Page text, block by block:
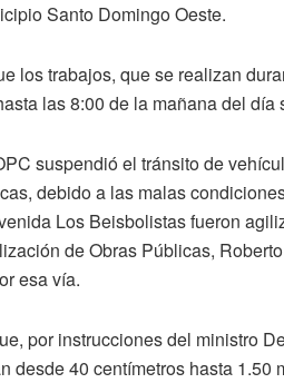
Santo Domingo Oeste.
los trabajos, que se realizan
las 8:00 de la mañana del día
suspendió el tránsito de
debido a las malas
Los Beisbolistas fueron
de Obras Públicas,
esa vía.
por instrucciones del ministro
desde 40 centímetros hasta